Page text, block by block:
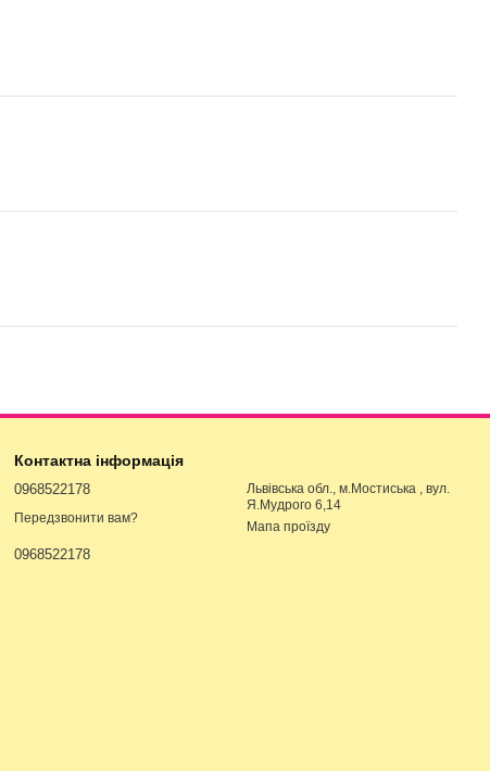
Контактна інформація
0968522178
Передзвонити вам?
0968522178
Львівська обл., м.Мостиська , вул.
Я.Мудрого 6,14
Мапа проїзду